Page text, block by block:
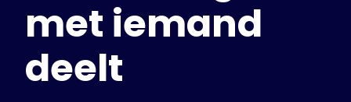
Inloggen
met iemand
deelt